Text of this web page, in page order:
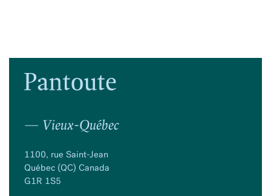
— Vieux-Québec
1100, rue Saint-Jean
Québec (QC) Canada
G1R 1S5